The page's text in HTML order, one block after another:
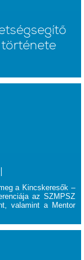
története
a Kincskeresők –
az SZMPSZ
valamint a Mentor